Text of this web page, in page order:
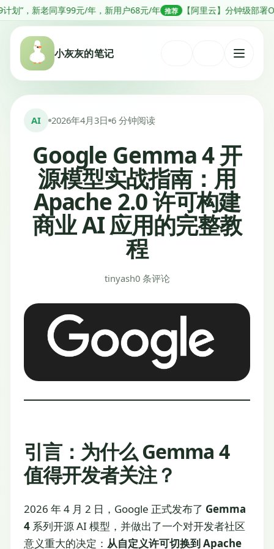
跳
转
元/年，新用户68元/年 推荐 【阿里云】分钟级部署OpenClaw，低至
小灰灰的笔记
打
AI 2026年4月3日 6 分钟阅读
Google Gemma 4 开
源模型实战指南：用
Apache 2.0 许可构建
商业 AI 应用的完整教
程
tinyash0 条评论
引言：为什么 Gemma 4
值得开发者关注？
2026 年 4 月 2 日，Google 正式发布了 Gemma
4 系列开源 AI 模型，并做出了一个对开发者社区
意义重大的决定： 从自定义许可切换到 Apache